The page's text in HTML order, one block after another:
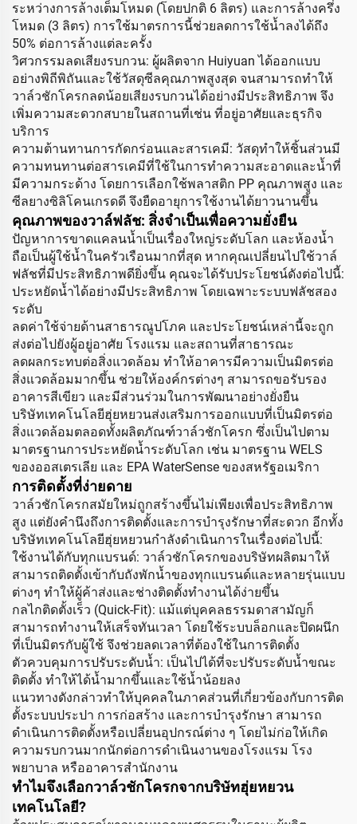
ระหว่างการล้างเต็มโหมด (โดยปกติ 6 ลิตร) และการล้างครึ่ง
โหมด (3 ลิตร) การใช้มาตรการนี้ช่วยลดการใช้น้ำลงได้ถึง
50% ต่อการล้างแต่ละครั้ง
วิศวกรรมลดเสียงรบกวน: ผู้ผลิตจาก Huiyuan ได้ออกแบบ
อย่างพิถีพิถันและใช้วัสดุซีลคุณภาพสูงสุด จนสามารถทำให้
วาล์วชักโครกลดน้อยเสียงรบกวนได้อย่างมีประสิทธิภาพ จึง
เพิ่มความสะดวกสบายในสถานที่เช่น ที่อยู่อาศัยและธุรกิจ
บริการ
ความต้านทานการกัดกร่อนและสารเคมี: วัสดุทำให้ชิ้นส่วนมี
ความทนทานต่อสารเคมีที่ใช้ในการทำความสะอาดและน้ำที่
มีความกระด้าง โดยการเลือกใช้พลาสติก PP คุณภาพสูง และ
ซีลยางซิลิโคนเกรดดี จึงยืดอายุการใช้งานได้ยาวนานขึ้น
คุณภาพของวาล์ฟลัช: สิ่งจำเป็นเพื่อความยั่งยืน
ปัญหาการขาดแคลนน้ำเป็นเรื่องใหญ่ระดับโลก และห้องน้ำ
ถือเป็นผู้ใช้น้ำในครัวเรือนมากที่สุด หากคุณเปลี่ยนไปใช้วาล์
ฟลัชที่มีประสิทธิภาพดียิ่งขึ้น คุณจะได้รับประโยชน์ดังต่อไปนี้:
ประหยัดน้ำได้อย่างมีประสิทธิภาพ โดยเฉพาะระบบฟลัชสอง
ระดับ
ลดค่าใช้จ่ายด้านสาธารณูปโภค และประโยชน์เหล่านี้จะถูก
ส่งต่อไปยังผู้อยู่อาศัย โรงแรม และสถานที่สาธารณะ
ลดผลกระทบต่อสิ่งแวดล้อม ทำให้อาคารมีความเป็นมิตรต่อ
สิ่งแวดล้อมมากขึ้น ช่วยให้องค์กรต่างๆ สามารถขอรับรอง
อาคารสีเขียว และมีส่วนร่วมในการพัฒนาอย่างยั่งยืน
บริษัทเทคโนโลยีฮุ่ยหยวนส่งเสริมการออกแบบที่เป็นมิตรต่อ
สิ่งแวดล้อมตลอดทั้งผลิตภัณฑ์วาล์วชักโครก ซึ่งเป็นไปตาม
มาตรฐานการประหยัดน้ำระดับโลก เช่น มาตรฐาน WELS
ของออสเตรเลีย และ EPA WaterSense ของสหรัฐอเมริกา
การติดตั้งที่ง่ายดาย
วาล์วชักโครกสมัยใหม่ถูกสร้างขึ้นไม่เพียงเพื่อประสิทธิภาพ
สูง แต่ยังคำนึงถึงการติดตั้งและการบำรุงรักษาที่สะดวก อีกทั้ง
บริษัทเทคโนโลยีฮุ่ยหยวนกำลังดำเนินการในเรื่องต่อไปนี้:
ใช้งานได้กับทุกแบรนด์: วาล์วชักโครกของบริษัทผลิตมาให้
สามารถติดตั้งเข้ากับถังพักน้ำของทุกแบรนด์และหลายรุ่นแบบ
ต่างๆ ทำให้ผู้ค้าส่งและช่างติดตั้งทำงานได้ง่ายขึ้น
กลไกติดตั้งเร็ว (Quick-Fit): แม้แต่บุคคลธรรมดาสามัญก็
สามารถทำงานให้เสร็จทันเวลา โดยใช้ระบบล็อกและปิดผนึก
ที่เป็นมิตรกับผู้ใช้ จึงช่วยลดเวลาที่ต้องใช้ในการติดตั้ง
ตัวควบคุมการปรับระดับน้ำ: เป็นไปได้ที่จะปรับระดับน้ำขณะ
ติดตั้ง ทำให้ได้น้ำมากขึ้นและใช้น้ำน้อยลง
แนวทางดังกล่าวทำให้บุคคลในภาคส่วนที่เกี่ยวข้องกับการติด
ตั้งระบบประปา การก่อสร้าง และการบำรุงรักษา สามารถ
ดำเนินการติดตั้งหรือเปลี่ยนอุปกรณ์ต่าง ๆ โดยไม่ก่อให้เกิด
ความรบกวนมากนักต่อการดำเนินงานของโรงแรม โรง
พยาบาล หรืออาคารสำนักงาน
ทำไมจึงเลือกวาล์วชักโครกจากบริษัทฮุ่ยหยวน
เทคโนโลยี?